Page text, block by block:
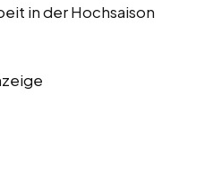
in der Hochsaison